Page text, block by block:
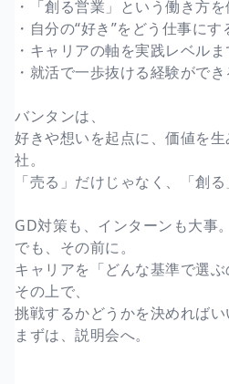
・「創る営業」という働き方
・自分の“好き”をどう仕事に
・キャリアの軸を実践レベル
・就活で一歩抜ける経験ができ
バンタンは、
好きや想いを起点に、価値を
社。
「売る」だけじゃなく、「創る
GD対策も、インターンも大事。
でも、その前に。
キャリアを「どんな基準で選ぶ
その上で、
挑戦するかどうかを決めればい
まずは、説明会へ。